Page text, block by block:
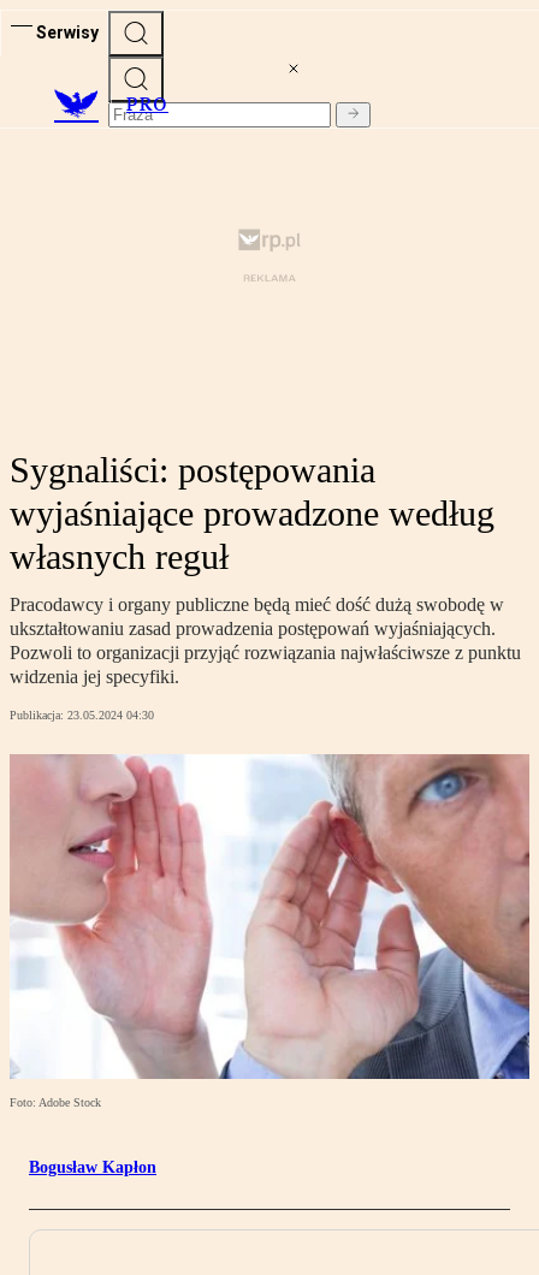
Serwisy
PRO
Sygnaliści: postępowania
wyjaśniające prowadzone według
własnych reguł
Pracodawcy i organy publiczne będą mieć dość dużą swobodę w
ukształtowaniu zasad prowadzenia postępowań wyjaśniających.
Pozwoli to organizacji przyjąć rozwiązania najwłaściwsze z punktu
widzenia jej specyfiki.
Publikacja: 23.05.2024 04:30
Foto: Adobe Stock
Bogusław Kapłon